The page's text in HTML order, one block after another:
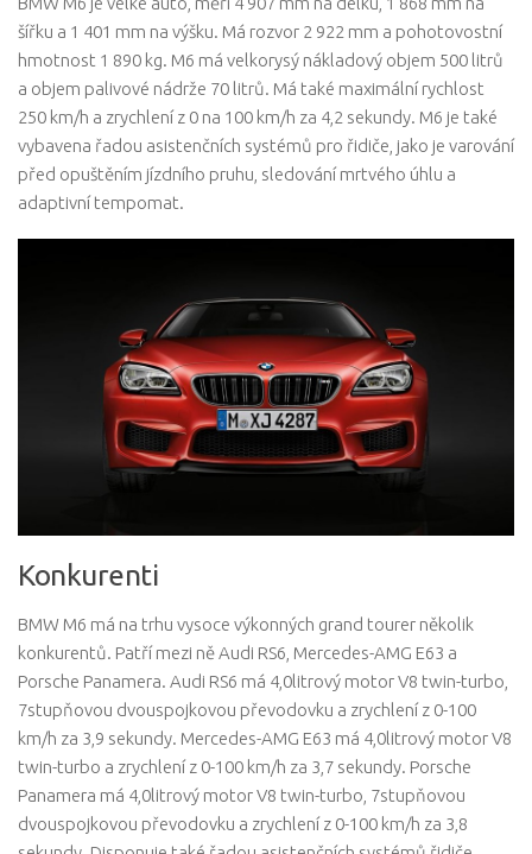
šířku a 1 401 mm na výšku. Má rozvor 2 922 mm a pohotovostní
hmotnost 1 890 kg. M6 má velkorysý nákladový objem 500 litrů
a objem palivové nádrže 70 litrů. Má také maximální rychlost
250 km/h a zrychlení z 0 na 100 km/h za 4,2 sekundy. M6 je také
vybavena řadou asistenčních systémů pro řidiče, jako je varování
před opuštěním jízdního pruhu, sledování mrtvého úhlu a
adaptivní tempomat.
Konkurenti
BMW M6 má na trhu vysoce výkonných grand tourer několik
konkurentů. Patří mezi ně Audi RS6, Mercedes-AMG E63 a
Porsche Panamera. Audi RS6 má 4,0litrový motor V8 twin-turbo,
7stupňovou dvouspojkovou převodovku a zrychlení z 0-100
km/h za 3,9 sekundy. Mercedes-AMG E63 má 4,0litrový motor V8
twin-turbo a zrychlení z 0-100 km/h za 3,7 sekundy. Porsche
Panamera má 4,0litrový motor V8 twin-turbo, 7stupňovou
dvouspojkovou převodovku a zrychlení z 0-100 km/h za 3,8